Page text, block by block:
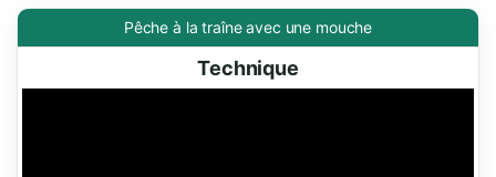
Pêche à la traîne avec une mouche
Technique